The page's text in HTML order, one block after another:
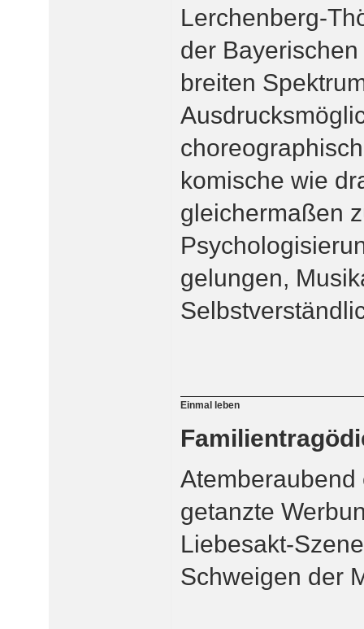
Lerchenberg-
der
breiten
komische wie
gleichermaßen
gelungen,
Einmal leben
getanzte
Liebesakt-
Schweigen der